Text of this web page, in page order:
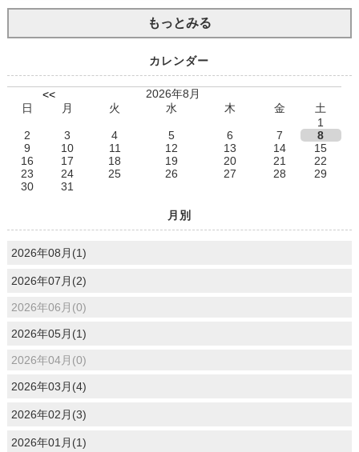
もっとみる
カレンダー
<<
2026年8月
日
月 火 水 木 金
土
1
2
3 4 5 6 7
8
9
10 11 12 13 14
15
16
17 18 19 20 21
22
23
24 25 26 27 28
29
30
31
月別
2026年08月(1)
2026年07月(2)
2026年06月(0)
2026年05月(1)
2026年04月(0)
2026年03月(4)
2026年02月(3)
2026年01月(1)